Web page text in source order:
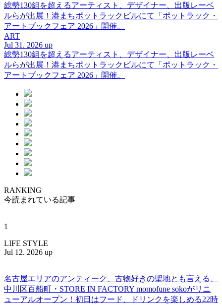
総勢130組を超えるアーティスト、デザイナー、出版レーベ
ルらが出展！港まちポットラックビルにて「ポットラック・
アートブックフェア 2026」開催。
ART
Jul 31. 2026 up
総勢130組を超えるアーティスト、デザイナー、出版レーベ
ルらが出展！港まちポットラックビルにて「ポットラック・
アートブックフェア 2026」開催。
RANKING
今読まれている記事
1
LIFE STYLE
Jul 12. 2026 up
名古屋エリアのアンティーク、古物好きの聖地とも言える、
中川区百船町・STORE IN FACTORY momofune sokoがリニ
ューアルオープン！初日はフード、ドリンクを楽しめる22時